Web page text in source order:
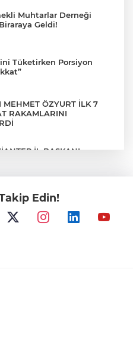
Muhtarlar Derneği
Geldi!
Tüketirken Porsiyon
MEHMET ÖZYURT İLK 7
RAKAMLARINI
İL BAŞKANI
KÖTÜ KOŞULLAR İÇİN
Yönetim Kurulu Başkanı
Edin!